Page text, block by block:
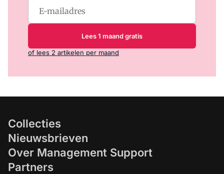
Lees 1 maand gratis
of lees 2 artikelen per maand
Collecties
Nieuwsbrieven
Over Management Support
Partners